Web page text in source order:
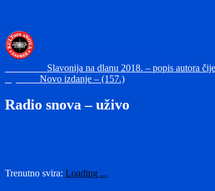
Navigacija
objava
Prethodna
objava:
Slavonija na dlanu 2018. – popis autora
Sljedeća
Novo izdanje – (157.)
Radio snova – uživo
Trenutno svira: Loading ...